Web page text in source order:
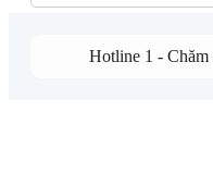
Hotline 1 - Chăm